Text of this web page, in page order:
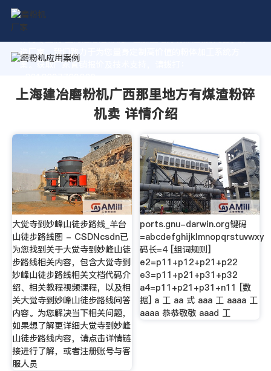
作为专业的 上海建冶磨粉机广西那里地方有煤渣粉碎机卖 制
造厂家，我们致力于为您量身定制高价值的粉体加工系统方
案。获取厂家直销报价及技术支持，请拨打：
上海建冶磨粉机广西那里地方有煤渣粉碎
机卖 详情介绍
大觉寺到妙峰山徒步路线_羊台
山徒步路线图 - CSDNcsdn已
为您找到关于大觉寺到妙峰山徒
步路线相关内容，包含大觉寺到
妙峰山徒步路线相关文档代码介
绍、相关教程视频课程，以及相
关大觉寺到妙峰山徒步路线问答
内容。为您解决当下相关问题，
如果想了解更详细大觉寺到妙峰
山徒步路线内容，请点击详情链
接进行了解，或者注册账号与客
服人员
ports.gnu-darwin.org键码
=abcdefghijklmnopqrstuvwxy
码长=4 [组词规则]
e2=p11+p12+p21+p22
e3=p11+p21+p31+p32
a4=p11+p21+p31+n11 [数
据] a 工 aa 式 aaa 工 aaaa 工
aaaa 恭恭敬敬 aaad 工